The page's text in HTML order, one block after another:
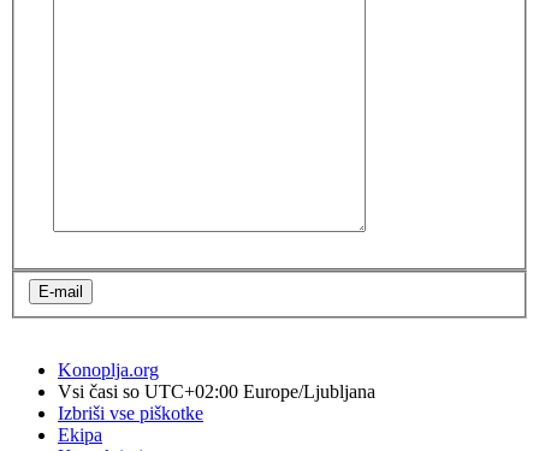
Konoplja.org
Vsi časi so UTC+02:00 Europe/Ljubljana
Izbriši vse piškotke
Ekipa